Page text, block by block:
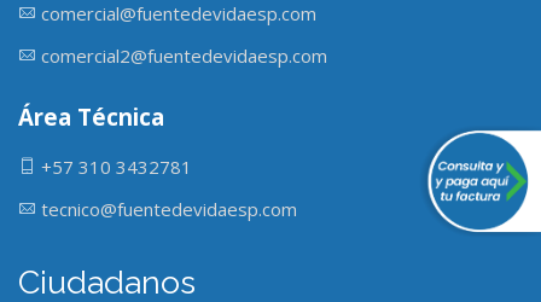
comercial@fuentedevidaesp.com
comercial2@fuentedevidaesp.com
Área Técnica
+57 310 3432781
tecnico@fuentedevidaesp.com
Ciudadanos